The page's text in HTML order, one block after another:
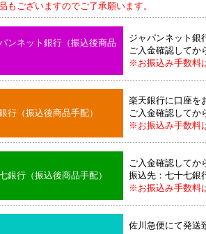
ございますのでご了承願います。
ンネット銀行（振込後商品
ジャパンネット銀
ご入金確認してか
※お振込み手数料
行（振込後商品手配）
楽天銀行に口座を
ご入金確認してか
※お振込み手数料
銀行（振込後商品手配）
ご入金確認してか
振込先：七十七銀
※お振込み手数料
佐川急便にて発送